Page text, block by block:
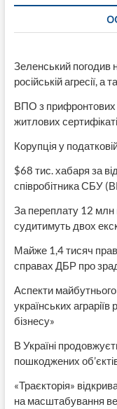
на
млн
Зеленський погодив
російській агресії,
ВПО з
житлових
Корупція у
$68 тис. хабаря за
співробітника СБУ
За переплату 12 млн
судитимуть двох
Майже 1,4 тисяч
справах ДБР про
Аспекти
українських
бізнесу»
В Україні
пошкоджених
«Траєкторія»
на масштабування